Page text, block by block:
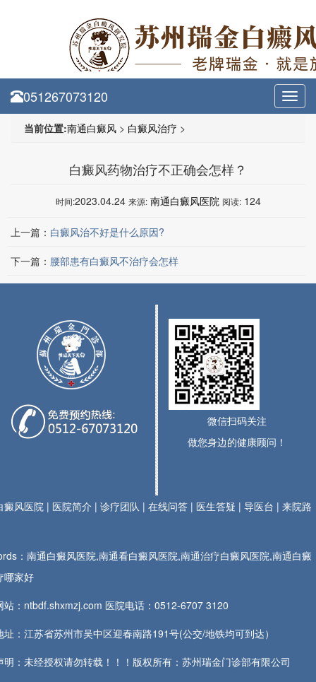
051267073120
当前位置:南通白癜风 > 白癜风治疗 >
白癜风药物治疗不正确会怎样？
时间:2023.04.24 来源: 南通白癜风医院 阅读: 124
上一篇： 白癜风治不好是什么原因?
下一篇： 腰部患有白癜风不治疗会怎样
微信扫码关注
做您身边的健康顾问！
癜风医院 | 医院简介 |诊疗团队 |在线问答 | 医生答疑 |导医台 |来院路
：南通白癜风医院,南通看白癜风医院,南通治疗白癜风医院,南通白癜
哪家好
站：ntbdf.shxmzj.com 医院电话：0512-6707 3120
址：江苏省苏州市吴中区迎春南路191号(公交/地铁均可到达）
明：未经授权请勿转载！！！版权所有：苏州瑞金门诊部有限公司